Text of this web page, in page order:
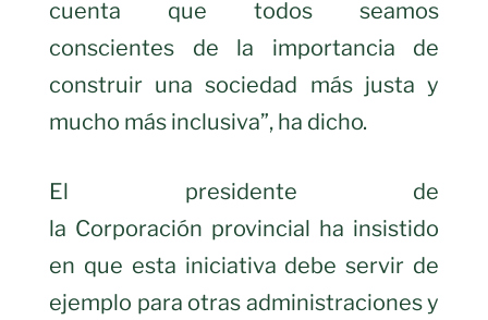
cuenta que todos seamos
conscientes de la importancia de
construir una sociedad más justa y
mucho más inclusiva”, ha dicho.
El presidente de
la Corporación provincial ha insistido
en que esta iniciativa debe servir de
ejemplo para otras administraciones y